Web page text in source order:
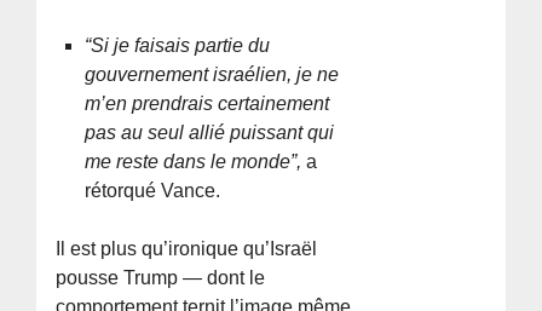
“Si je faisais partie du
gouvernement israélien, je ne
m’en prendrais certainement
pas au seul allié puissant qui
me reste dans le monde”, a
rétorqué Vance.
Il est plus qu’ironique qu’Israël
pousse Trump — dont le